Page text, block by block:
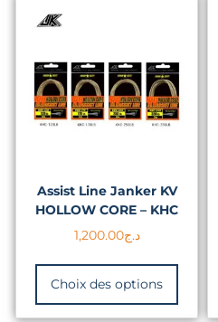
Assist Line Janker KV
HOLLOW CORE – KHC
د.ج1,200.00
Choix des options